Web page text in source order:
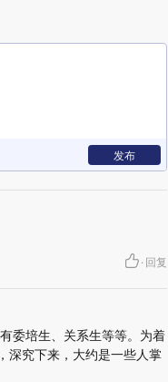
发布
· 回复
委培生、关系生等等。为着
深究下来，大约是一些人掌